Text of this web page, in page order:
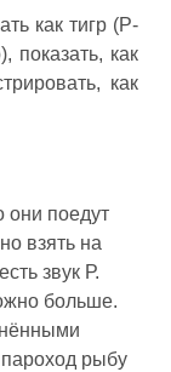
как тигр (Р-
показать, как
как
они поедут
взять на
звук Р.
больше.
рыбу